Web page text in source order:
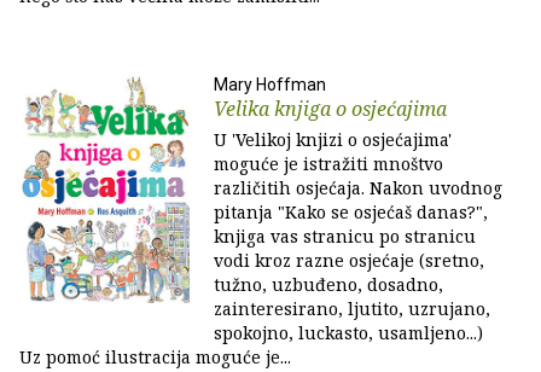
Mary Hoffman
Velika knjiga o osjećajima
U 'Velikoj knjizi o osjećajima'
moguće je istražiti mnoštvo
različitih osjećaja. Nakon uvodnog
pitanja "Kako se osjećaš danas?",
knjiga vas stranicu po stranicu
vodi kroz razne osjećaje (sretno,
tužno, uzbuđeno, dosadno,
zainteresirano, ljutito, uzrujano,
spokojno, luckasto, usamljeno...)
Uz pomoć ilustracija moguće je...